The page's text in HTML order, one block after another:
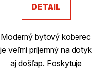
2,6
5
hviezdičiek.
DETAIL
Moderný bytový koberec
je veľmi príjemný na dotyk
aj došľap. Poskytuje